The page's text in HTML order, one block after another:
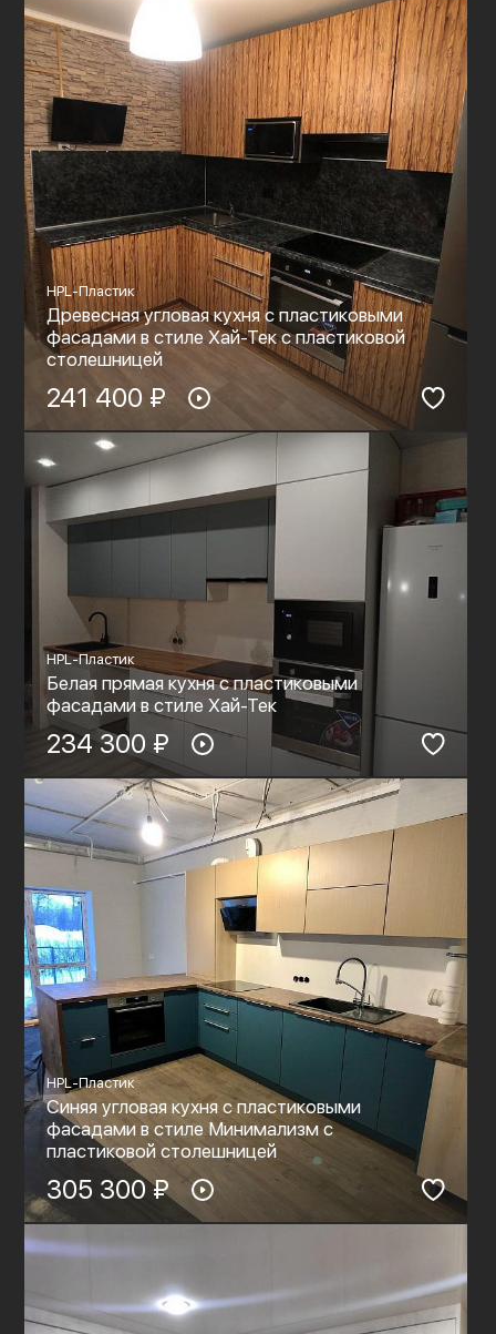
HPL-Пластик
Древесная угловая кухня с пластиковыми
фасадами в стиле Хай-Тек с пластиковой
столешницей
241 400 ₽
HPL-Пластик
Белая прямая кухня с пластиковыми
фасадами в стиле Хай-Тек
234 300 ₽
HPL-Пластик
Синяя угловая кухня с пластиковыми
фасадами в стиле Минимализм с
пластиковой столешницей
305 300 ₽